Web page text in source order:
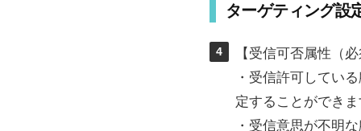
ターゲティング設
4
【受信可否属性（
・受信許可してい
定することができ
・受信意思が不明